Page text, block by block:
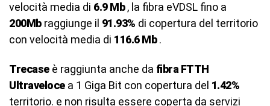
velocità media di 6.9 Mb, la fibra eVDSL fino a
200Mbraggiunge il 91.93% di copertura del territorio
con velocità media di 116.6 Mb.
Trecaseè raggiunta anche da fibra FTTH
Ultravelocea 1 Giga Bit con copertura del 1.42%
territorio. e non risulta essere coperta da servizi